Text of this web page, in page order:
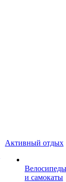
Активный отдых
Велосипеды
и самокаты